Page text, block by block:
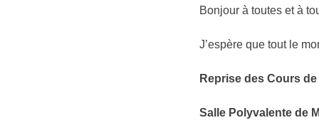
Bonjour à toutes et à
J’espère que tout le
Reprise des Cours
Salle Polyvalente de